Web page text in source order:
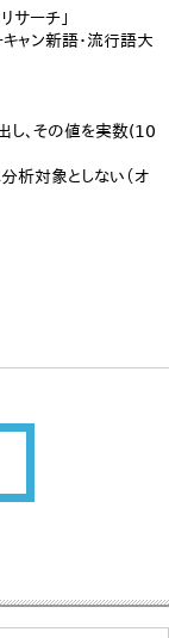
サーチ」
ャン新語・流行語大
し、その値を実数(10
析対象としない（オ